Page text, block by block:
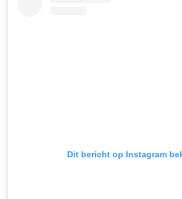
Dit bericht op Instagram